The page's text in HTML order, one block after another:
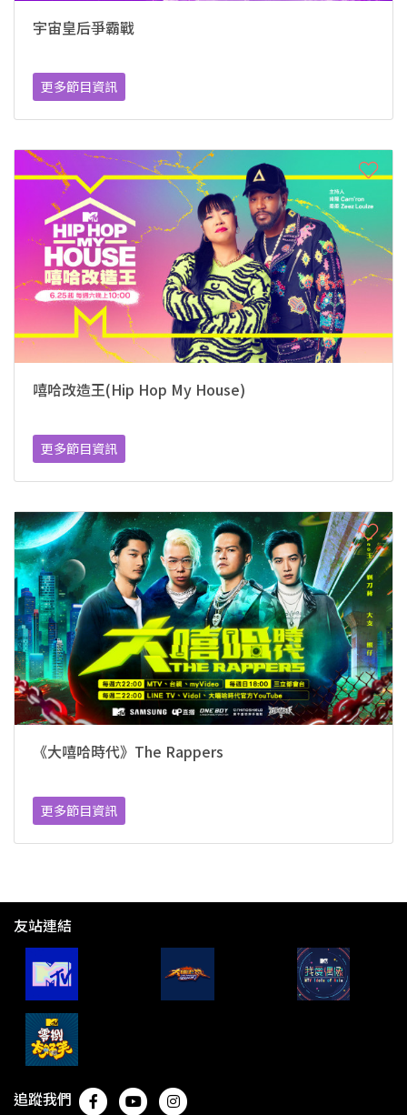
宇宙皇后爭霸戰
更多節目資訊
嘻哈改造王(Hip Hop My House)
更多節目資訊
《大嘻哈時代》The Rappers
更多節目資訊
友站連結
追蹤我們